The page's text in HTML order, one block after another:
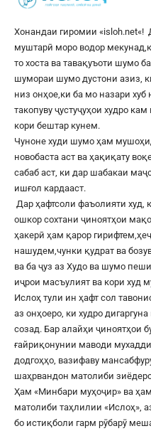
Хонандаи гиромии «isloh.net«!
муштарӣ моро водор
то хоста ва тавақуъоти шумо
шумораи шумо дустони азиз,
низ онҳое,ки ба мо назари
такопуву ҷустуҷуҳои худро
кори бештар кунем.
Чуноне худи шумо ҳам
новобаста аст ва ҳақиқату
сабаб аст, ки дар шабакаи
ишғол кардааст.
Дар ҳафтсоли фаъолияти худ,
ошкор сохтани ҷиноятҳои
ҳакерӣ ҳам қарор
нашудем,чунки қудрат ва
ва ба ҷуз аз Худо ва шумо
иҷрои масъулият ва кори худ
Ислоҳ тули ин ҳафт сол
аз онҳоеро, ки худро
созад. Бар алайҳи ҷиноятҳои
ғайриқонунии маводи
додгоҳҳо, вазифаву
шаҳрвандон матолиби
Ҳам «Минбари муҳоҷир» ва
матолиби таҳлилии «Ислоҳ»,
бо истиқболи гарм рӯбарӯ